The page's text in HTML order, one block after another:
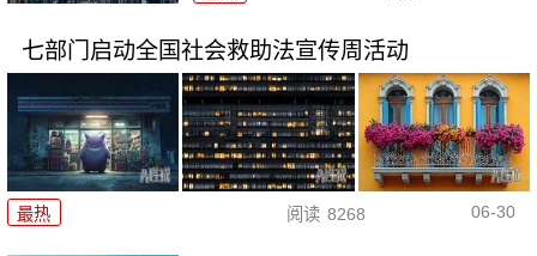
七部门启动全国社会救助法宣传周活动
最热 阅读 8268 06-30